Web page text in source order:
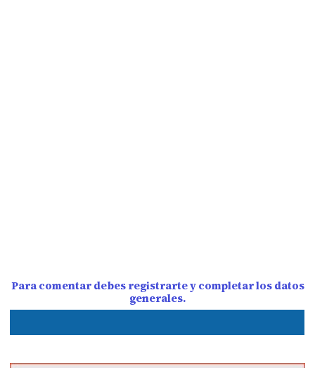
Para comentar debes registrarte y completar los datos
generales.